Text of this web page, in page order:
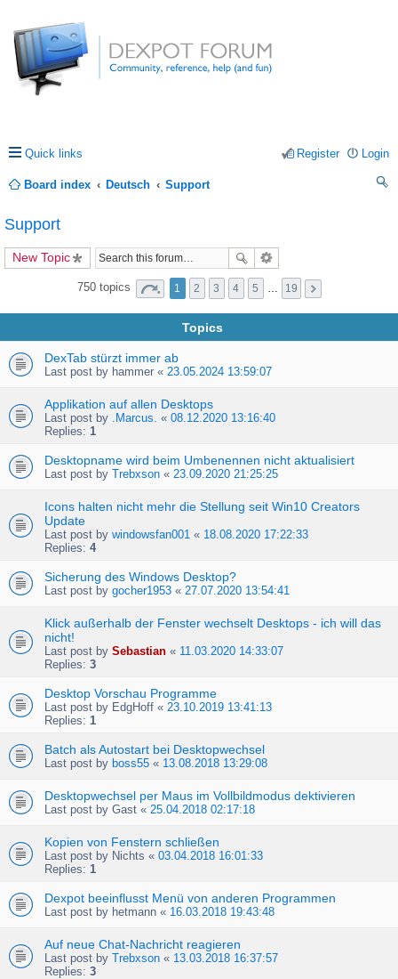
Quick links Login
Register
Board index Deutsch
Support
Support
New Topic
750 topics 1 2 3 4 5 … 19
Topics
DexTab stürzt immer ab
Last post by hammer « 23.05.2024 13:59:07
Applikation auf allen Desktops
Last post by .Marcus. « 08.12.2020 13:16:40
Replies: 1
Desktopname wird beim Umbenennen nicht aktualisiert
Last post by Trebxson « 23.09.2020 21:25:25
Icons halten nicht mehr die Stellung seit Win10 Creators
Update
Last post by windowsfan001 « 18.08.2020 17:22:33
Replies: 4
Sicherung des Windows Desktop?
Last post by gocher1953 « 27.07.2020 13:54:41
Klick außerhalb der Fenster wechselt Desktops - ich will das
nicht!
Last post by Sebastian « 11.03.2020 14:33:07
Replies: 3
Desktop Vorschau Programme
Last post by EdgHoff « 23.10.2019 13:41:13
Replies: 1
Batch als Autostart bei Desktopwechsel
Last post by boss55 « 13.08.2018 13:29:08
Desktopwechsel per Maus im Vollbildmodus dektivieren
Last post by Gast « 25.04.2018 02:17:18
Kopien von Fenstern schließen
Last post by Nichts « 03.04.2018 16:01:33
Replies: 1
Dexpot beeinflusst Menü von anderen Programmen
Last post by hetmann « 16.03.2018 19:43:48
Auf neue Chat-Nachricht reagieren
Last post by Trebxson « 13.03.2018 16:37:57
Replies: 3